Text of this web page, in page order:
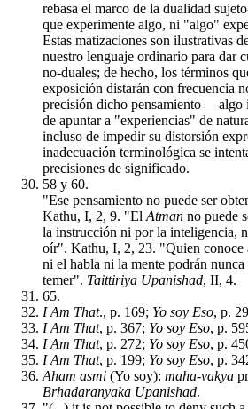
rebasa el marco de la dualidad
que experimente algo, ni "algo"
Estas matizaciones son ilustrativas
nuestro lenguaje ordinario para dar
no-duales; de hecho, los términos
exposición distarán con frecuencia
precisión dicho pensamiento —algo
de apuntar a "experiencias" de
incluso de impedir su distorsión
inadecuación terminológica se
precisiones de significado.
58 y 60.
"Ese pensamiento no puede ser
Kathu, I, 2, 9. "El Atman no puede
la instrucción ni por la inteligencia,
oír". Kathu, I, 2, 23. "Quien conoce
ni el habla ni la mente podrán nunca
temer". Taittiriya Upanishad, II, 4.
65.
I Am That., p. 169; Yo soy Eso, p.
I Am That, p. 367; Yo soy Eso, p.
I Am That, p. 272; Yo soy Eso, p.
I Am That, p. 199; Yo soy Eso, p.
Aham asmi (Yo soy): maha-vakya
Brhadaranyaka Upanishad.